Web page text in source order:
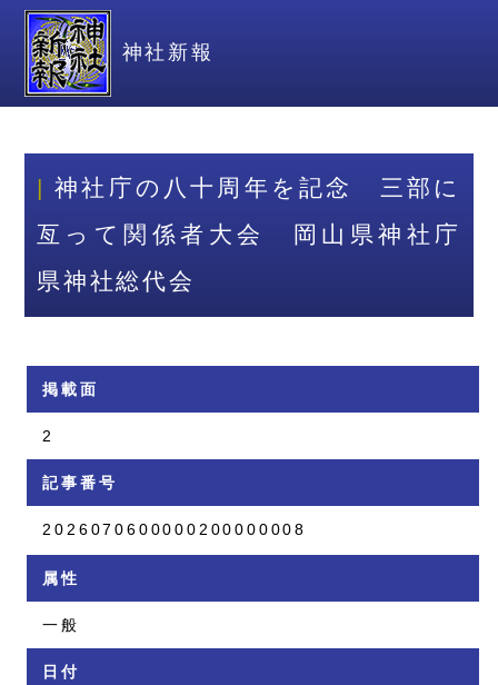
神社新報
神社庁の八十周年を記念 三部に
亙って関係者大会 岡山県神社庁
県神社総代会
掲載面
2
記事番号
2026070600000200000008
属性
一般
日付